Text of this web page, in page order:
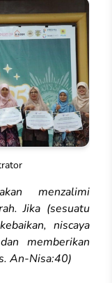
menzalimi
Jika (sesuatu
niscaya
memberikan
An-Nisa:40)